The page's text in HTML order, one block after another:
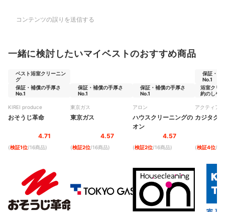
コンテンツの誤りを送信する
一緒に検討したいマイベストのおすすめ商品
ベスト浴室クリーニン
グ
保証・補償の手厚さ
No.1
KIREI produce
おそうじ革命
4.71
(検証1位/16商品)
保証・補償の手厚さ
No.1
東京ガス
東京ガス
4.57
(検証2位/16商品)
保証・補償の手厚さ
No.1
アロン
ハウスクリーニングの
オン
4.57
(検証2位/16商品)
保証・補
No.1
浴室クリ
約のしや
アクティア
カジタク
(検証4位/16